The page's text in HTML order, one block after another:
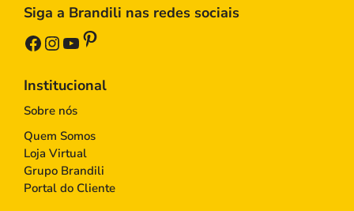
Siga a Brandili nas redes sociais
Facebook
Instagram
Youtube
Pinterest
Institucional
Sobre nós
Quem Somos
Loja Virtual
Grupo Brandili
Portal do Cliente